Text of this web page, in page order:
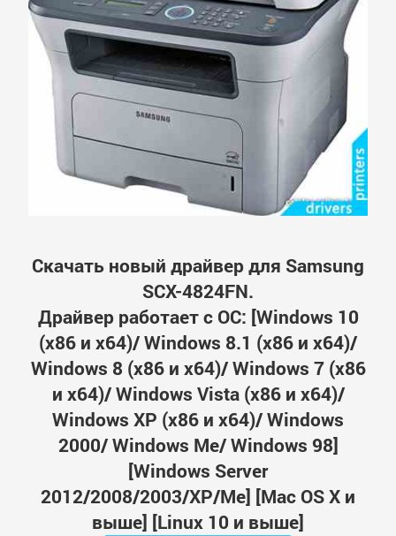
Скачать новый драйвер для Samsung
SCX-4824FN.
Драйвер работает с ОС: [Windows 10
(x86 и x64)/ Windows 8.1 (x86 и x64)/
Windows 8 (x86 и x64)/ Windows 7 (x86
и x64)/ Windows Vista (x86 и x64)/
Windows XP (x86 и x64)/ Windows
2000/ Windows Me/ Windows 98]
[Windows Server
2012/2008/2003/XP/Me] [Mac OS X и
выше] [Linux 10 и выше]